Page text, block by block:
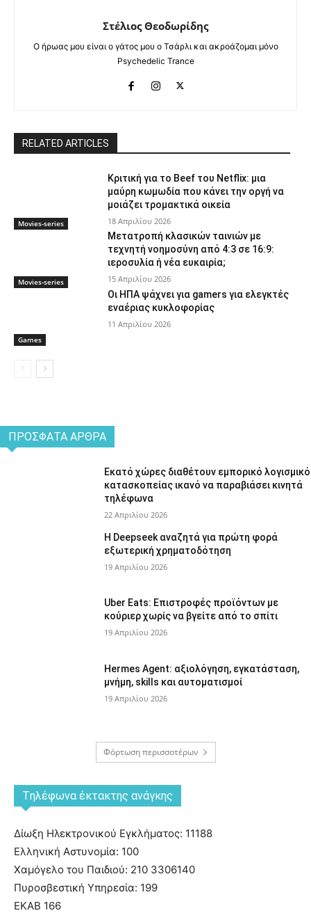
Στέλιος Θεοδωρίδης
Ο ήρωας μου είναι ο γάτος μου ο Τσάρλι και ακροάζομαι μόνο
Psychedelic Trance
RELATED ARTICLES
Movies-series
Κριτική για το Beef του Netflix: μια
μαύρη κωμωδία που κάνει την οργή να
μοιάζει τρομακτικά οικεία
18 Απριλίου 2026
Movies-series
Μετατροπή κλασικών ταινιών με
τεχνητή νοημοσύνη από 4:3 σε 16:9:
ιεροσυλία ή νέα ευκαιρία;
15 Απριλίου 2026
Games
Οι ΗΠΑ ψάχνει για gamers για ελεγκτές
εναέριας κυκλοφορίας
11 Απριλίου 2026
ΠΡΌΣΦΑΤΑ ΆΡΘΡΑ
Εκατό χώρες διαθέτουν εμπορικό λογισμικό
κατασκοπείας ικανό να παραβιάσει κινητά
τηλέφωνα
22 Απριλίου 2026
Η Deepseek αναζητά για πρώτη φορά
εξωτερική χρηματοδότηση
19 Απριλίου 2026
Uber Eats: Επιστροφές προϊόντων με
κούριερ χωρίς να βγείτε από το σπίτι
19 Απριλίου 2026
Hermes Agent: αξιολόγηση, εγκατάσταση,
μνήμη, skills και αυτοματισμοί
19 Απριλίου 2026
Φόρτωση περισσοτέρων
Tηλέφωνα έκτακτης ανάγκης
Δίωξη Ηλεκτρονικού Εγκλήματος: 11188
Ελληνική Αστυνομία: 100
Χαμόγελο του Παιδιού: 210 3306140
Πυροσβεστική Υπηρεσία: 199
ΕΚΑΒ 166